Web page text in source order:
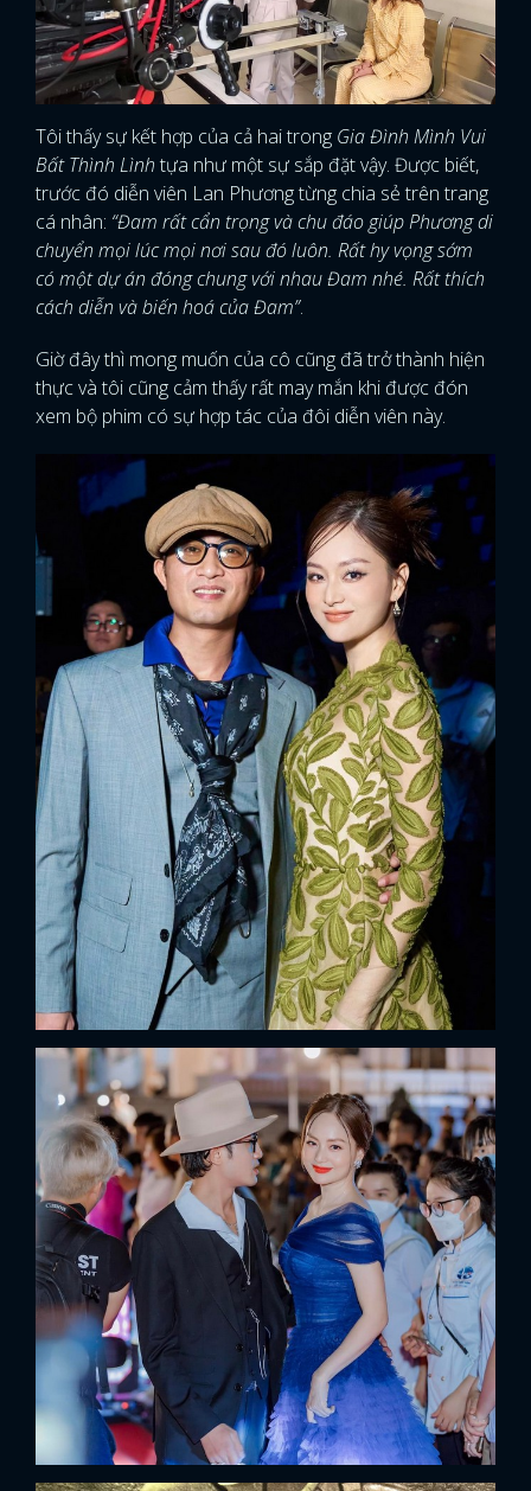
Tôi thấy sự kết hợp của cả hai trong Gia Đình Mình Vui
Bất Thình Lình tựa như một sự sắp đặt vậy. Được biết,
trước đó diễn viên Lan Phương từng chia sẻ trên trang
cá nhân: “Đam rất cẩn trọng và chu đáo giúp Phương di
chuyển mọi lúc mọi nơi sau đó luôn. Rất hy vọng sớm
có một dự án đóng chung với nhau Đam nhé. Rất thích
cách diễn và biến hoá của Đam”.
Giờ đây thì mong muốn của cô cũng đã trở thành hiện
thực và tôi cũng cảm thấy rất may mắn khi được đón
xem bộ phim có sự hợp tác của đôi diễn viên này.